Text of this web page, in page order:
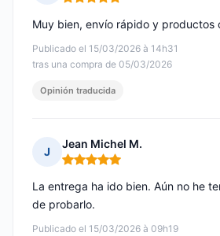
Nota: 5 de 5
Publicado el 15/03/2026 à 14h31
tras una compra de 05/03/2026
Muy bien, envío rápido y productos
Opinión traducida
J
Jean Michel M.
Nota: 5 de 5
Publicado el 15/03/2026 à 09h19
La entrega ha ido bien. Aún no he
de probarlo.